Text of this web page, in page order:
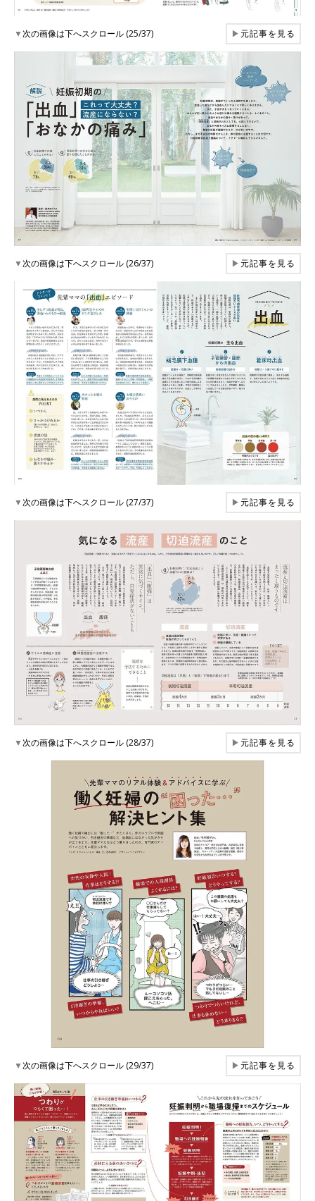
▼次の画像は下へスクロール (25/37) ▶元記事を見る
▼次の画像は下へスクロール (26/37) ▶元記事を見る
▼次の画像は下へスクロール (27/37) ▶元記事を見る
▼次の画像は下へスクロール (28/37) ▶元記事を見る
▼次の画像は下へスクロール (29/37) ▶元記事を見る